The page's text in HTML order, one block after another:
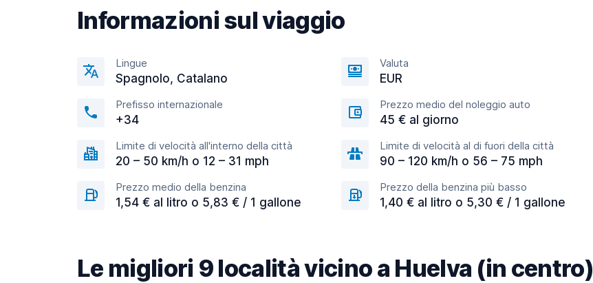
Informazioni sul viaggio
Lingue
Spagnolo, Catalano
Valuta
EUR
Prefisso internazionale
+34
Prezzo medio del noleggio auto
45 € al giorno
Limite di velocità all'interno della città
20 – 50 km/h o 12 – 31 mph
Limite di velocità al di fuori della città
90 – 120 km/h o 56 – 75 mph
Prezzo medio della benzina
1,54 € al litro o 5,83 € / 1 gallone
Prezzo della benzina più basso
1,40 € al litro o 5,30 € / 1 gallone
Le migliori 9 località vicino a Huelva (in centro)